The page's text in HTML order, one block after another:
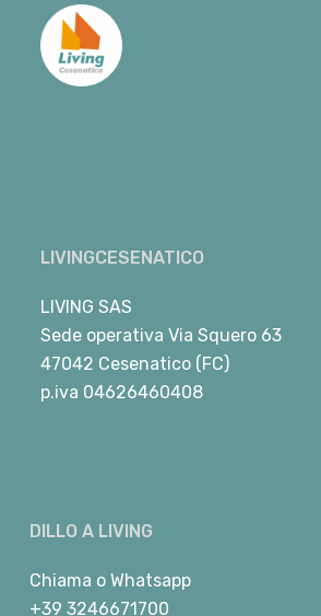
LIVINGCESENATICO
LIVING SAS
Sede operativa Via Squero 63
47042 Cesenatico (FC)
p.iva 04626460408
DILLO A LIVING
Chiama o Whatsapp
+39 3246671700